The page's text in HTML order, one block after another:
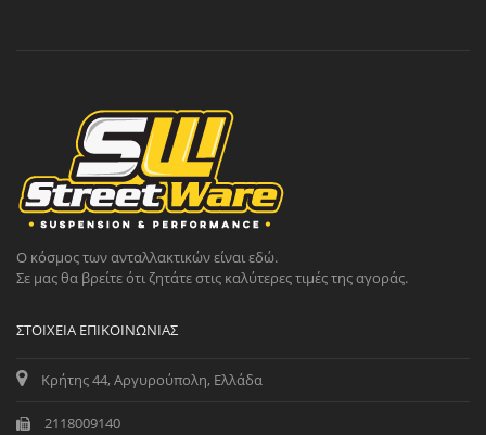
Ο κόσμος των ανταλλακτικών είναι εδώ.
Σε μας θα βρείτε ότι ζητάτε στις καλύτερες τιμές της αγοράς.
ΣΤΟΙΧΕΊΑ ΕΠΙΚΟΙΝΩΝΊΑΣ
Κρήτης 44, Αργυρούπολη, Ελλάδα
2118009140